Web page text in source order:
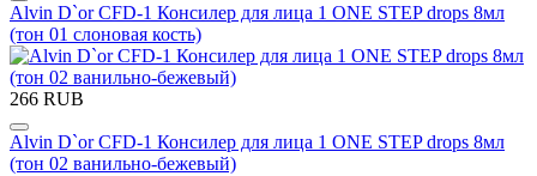
Alvin D`or CFD-1 Консилер для лица 1 ONE STEP drops 8мл
(тон 01 слоновая кость)
266 RUB
Alvin D`or CFD-1 Консилер для лица 1 ONE STEP drops 8мл
(тон 02 ванильно-бежевый)